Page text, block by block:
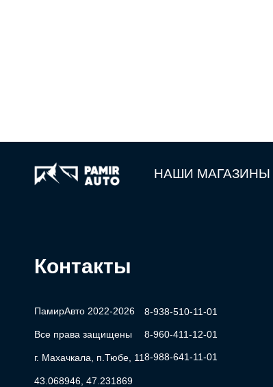
НАШИ МАГАЗИНЫ
Контакты
ПамирАвто 2022-2026
Все права защищены
г. Махачкала, п.Тюбе, 11
43.068946, 47.231869
8-938-510-11-01
8-960-411-12-01
8-988-641-11-01